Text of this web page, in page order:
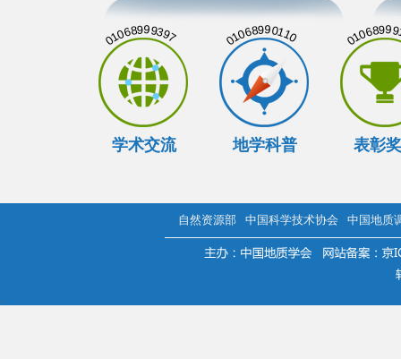
01068999397
学术交流
01068990110
地学科普 表彰
自然资源部 中国科学技术协会 中国地质
.